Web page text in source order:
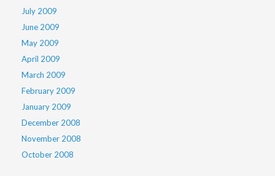
July 2009
June 2009
May 2009
April 2009
March 2009
February 2009
January 2009
December 2008
November 2008
October 2008